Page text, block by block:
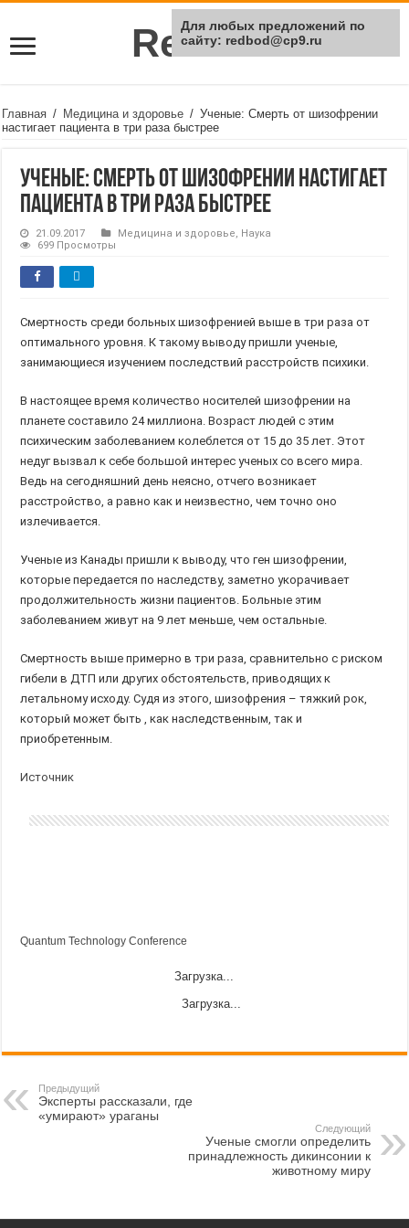
Rei Red
Главная / Медицина и здоровье / Ученые: Смерть от шизофрении
настигает пациента в три раза быстрее
Ученые: Смерть от шизофрении настигает
пациента в три раза быстрее
21.09.2017 Медицина и здоровье, Наука
699 Просмотры
Смертность среди больных шизофренией выше в три раза от
оптимального уровня. К такому выводу пришли ученые,
занимающиеся изучением последствий расстройств психики.
В настоящее время количество носителей шизофрении на
планете составило 24 миллиона. Возраст людей с этим
психическим заболеванием колеблется от 15 до 35 лет. Этот
недуг вызвал к себе большой интерес ученых со всего мира.
Ведь на сегодняшний день неясно, отчего возникает
расстройство, а равно как и неизвестно, чем точно оно
излечивается.
Ученые из Канады пришли к выводу, что ген шизофрении,
которые передается по наследству, заметно укорачивает
продолжительность жизни пациентов. Больные этим
заболеванием живут на 9 лет меньше, чем остальные.
Смертность выше примерно в три раза, сравнительно с риском
гибели в ДТП или других обстоятельств, приводящих к
летальному исходу. Судя из этого, шизофрения – тяжкий рок,
который может быть , как наследственным, так и
приобретенным.
Источник
Quantum Technology Conference
Загрузка...
Загрузка...
Предыдущий
Эксперты рассказали, где
«умирают» ураганы
Следующий
Ученые смогли определить
принадлежность дикинсонии к
животному миру
Для любых предложений по
сайту: redbod@cp9.ru